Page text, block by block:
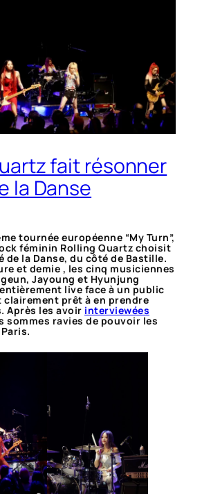
fait résonner
la Danse
tournée européenne “My Turn”,
féminin Rolling Quartz choisit
de la Danse, du côté de Bastille.
et demie , les cinq musiciennes
Jayoung et Hyunjung
live face à un public
prêt à en prendre
Après les avoir interviewées
sommes ravies de pouvoir les